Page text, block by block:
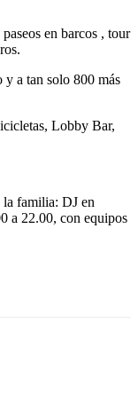
en barcos , tour
y a tan solo 800 más
Lobby Bar,
la familia: DJ en
a 22.00, con equipos